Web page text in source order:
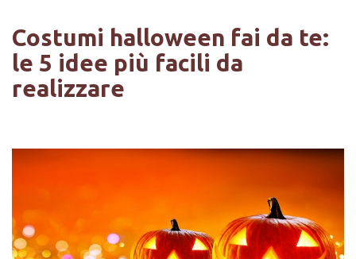
Costumi halloween fai da te:
le 5 idee più facili da
realizzare